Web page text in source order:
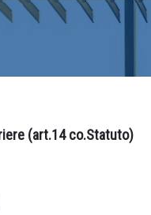
(art.14 co.Statuto)